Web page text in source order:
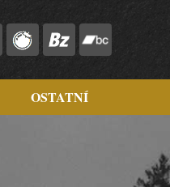
OSTATNÍ